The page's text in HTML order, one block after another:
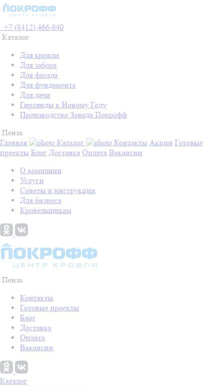
+7 (8412) 466-840
Каталог
Для кровли
Для забора
Для фасада
Для фундамента
Для дачи
Гирлянды к Новому Году
Производство Завода Покрофф
Пенза
Главная
Каталог Контакты Акции Готовые
проекты Блог Доставка Оплата Вакансии
О компании
Услуги
Советы и инструкции
Для бизнеса
Кровельщикам
Пенза
Контакты
Готовые проекты
Блог
Доставка
Оплата
Вакансии
Каталог